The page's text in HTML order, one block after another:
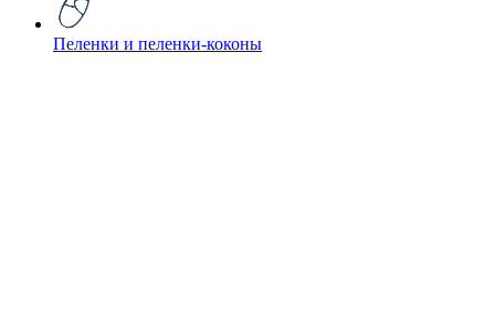
Пеленки и пеленки-коконы